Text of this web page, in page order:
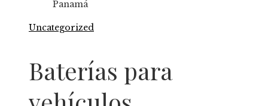
Panamá
Uncategorized
Baterías para